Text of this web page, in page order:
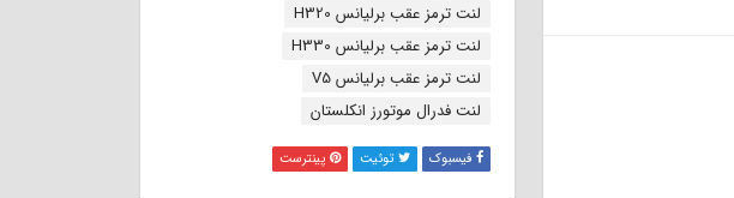
لنت ترمز عقب برلیانس H320
لنت ترمز عقب برلیانس H330
لنت ترمز عقب برلیانس V5
لنت فدرال موتورز انکلستان
فیسبوک توئیت پینترست